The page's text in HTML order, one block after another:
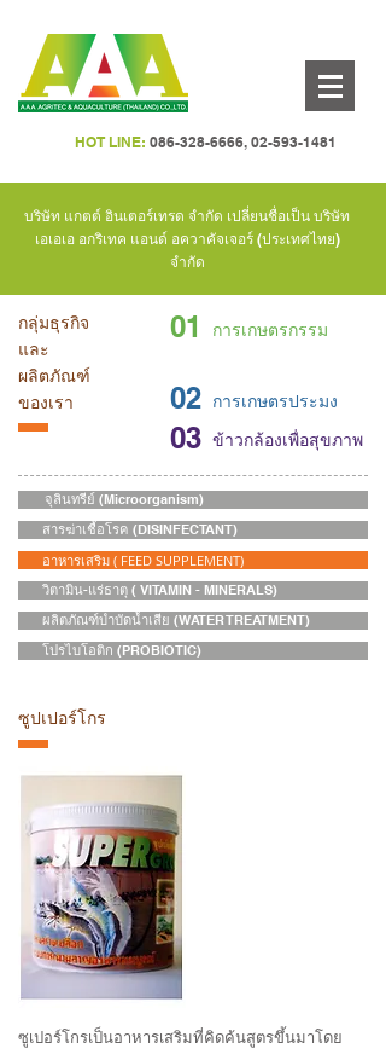
HOT LINE: 086-328-6666, 02-593-1481
กลุ่มธุรกิจ
และ
ผลิตภัณฑ์
ของเรา
01
02
03 ข้าวกล้องเพื่อสุขภาพ
การเกษตรกรรม
การเกษตรประมง
จุลินทรีย์ (Microorganism)
สารฆ่าเชื้อโรค (DISINFECTANT)
อาหารเสริม ( FEED SUPPLEMENT)
วิตามิน-แร่ธาตุ ( VITAMIN - MINERALS)
ผลิตภัณฑ์บำบัดน้ำเสีย (WATER TREATMENT)
โปรไบโอติก (PROBIOTIC)
ซูปเปอร์โกร
ซูเปอร์โกรเป็นอาหารเสริมที่คิดค้นสูตรขึ้นมาโดย
บริษัท แกตต์ อินเตอร์เทรด จำกัด เปลี่ยนชื่อเป็น บริษัท
เอเอเอ อกริเทค แอนด์ อควาคัจเจอร์ (ประเทศไทย)
จำกัด